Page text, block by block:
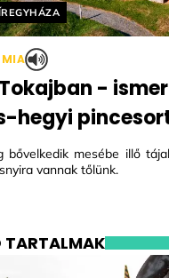
-
hegyi
bővelkedik mesébe illő
vannak tőlünk.
TARTALMAK